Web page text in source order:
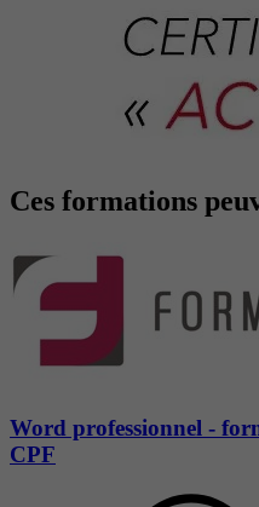
Ces formations
Word professionnel -
CPF